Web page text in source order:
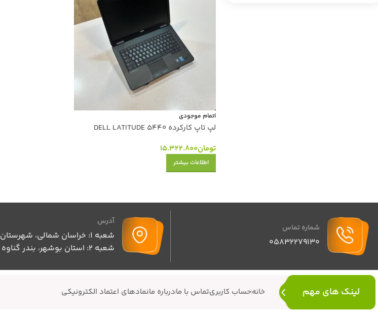
اتمام موجودی
لپ تاپ کارکرده DELL LATITUDE 5440
تومان15.322.800
اطلاعات بیشتر
شماره تماس
05832279130
آدرس
شعبه 1: خراسان شمالی، شهرستان گرمه
شعبه 2: استان بوشهر، بندر گناوه
لینک های مهم خانهحساب کاربریتماس با مادرباره مانمادهای اعتماد الکترونیکی